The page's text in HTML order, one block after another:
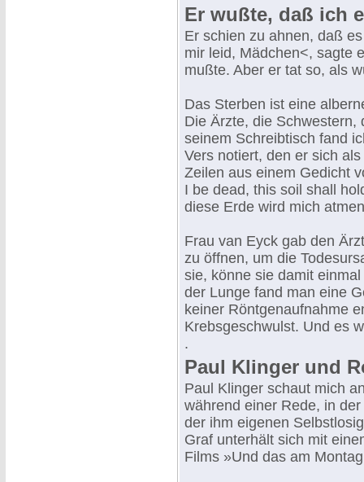
Er wußte, daß ich
Er schien zu ahnen, daß
mir leid, Mädchen<, sagte
mußte. Aber er tat so, als
Das Sterben ist eine
Die Ärzte, die Schwestern,
seinem Schreibtisch fand
Vers notiert, den er sich
Zeilen aus einem Gedicht
I be dead, this soil shall
diese Erde wird mich
Frau van Eyck gab den
zu öffnen, um die
sie, könne sie damit
der Lunge fand man eine
keiner Röntgenaufnahme
Krebsgeschwulst. Und es
.
Paul Klinger und
Paul Klinger schaut mich
während einer Rede, in
der ihm eigenen
Graf unterhält sich mit
Films »Und das am